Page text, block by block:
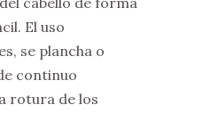
El uso
se plancha o
continuo
rotura de los